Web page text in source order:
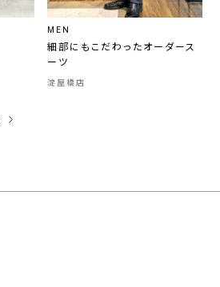
MEN
細部にもこだわったオーダース
ーツ
淀屋橋店